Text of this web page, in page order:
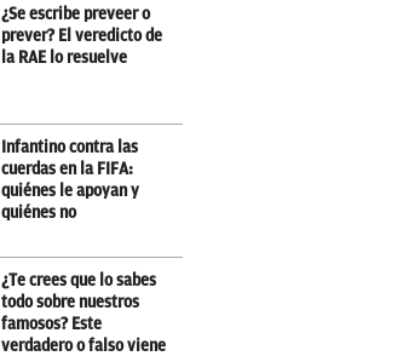
¿Se escribe preveer o
prever? El veredicto de
la RAE lo resuelve
Infantino contra las
cuerdas en la FIFA:
quiénes le apoyan y
quiénes no
¿Te crees que lo sabes
todo sobre nuestros
famosos? Este
verdadero o falso viene